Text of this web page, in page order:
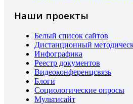
Наши проекты
Белый список сайтов
Дистанционный
Инфографика
Реестр документов
Видеоконференцсвязь
Блоги
Социологические опросы
Мультисайт